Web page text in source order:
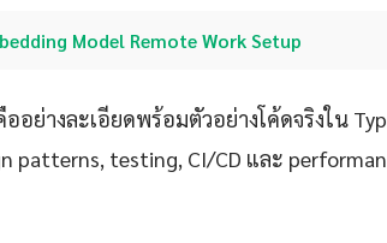
Model Remote Work Setup
อย่างละเอียดพร้อมตัวอย่างโค้ดจริงใน
patterns, testing, CI/CD และ